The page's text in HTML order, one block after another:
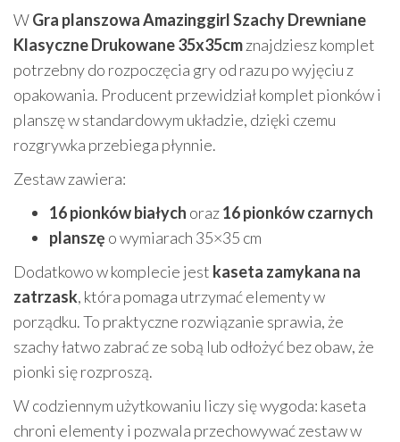
WGra planszowa Amazinggirl Szachy Drewniane
Klasyczne Drukowane 35x35cmznajdziesz komplet
potrzebny do rozpoczęcia gry od razu po wyjęciu z
opakowania. Producent przewidział komplet pionków i
planszę w standardowym układzie, dzięki czemu
rozgrywka przebiega płynnie.
Zestaw zawiera:
16 pionków białych oraz16 pionków czarnych
planszę o wymiarach 35×35 cm
Dodatkowo w komplecie jest kaseta zamykana na
zatrzask, która pomaga utrzymać elementy w
porządku. To praktyczne rozwiązanie sprawia, że
szachy łatwo zabrać ze sobą lub odłożyć bez obaw, że
pionki się rozproszą.
W codziennym użytkowaniu liczy się wygoda: kaseta
chroni elementy i pozwala przechowywać zestaw w